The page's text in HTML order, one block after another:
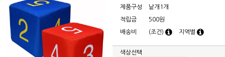
제품구성 낱개1개
적립금 500원
배송비 (조건) 지역별
색상선택